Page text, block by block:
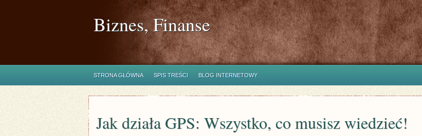
Biznes, Finanse
STRONA GŁÓWNA SPIS TREŚCI BLOG INTERNETOWY
Jak działa GPS: Wszystko, co musisz wiedzieć!